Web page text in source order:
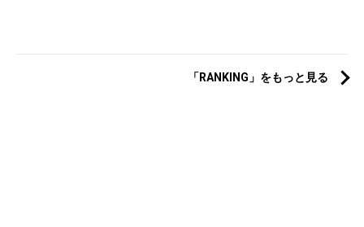
「RANKING」をもっと見る